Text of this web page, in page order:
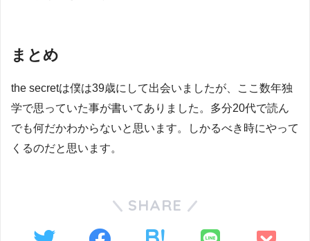
まとめ
the secretは僕は39歳にして出会いましたが、ここ数年独
学で思っていた事が書いてありました。多分20代で読ん
でも何だかわからないと思います。しかるべき時にやって
くるのだと思います。
SHARE